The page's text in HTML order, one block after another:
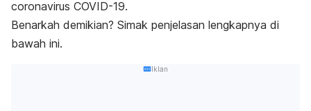
coronavirus COVID-19.
Benarkah demikian? Simak penjelasan lengkapnya di
bawah ini.
Iklan